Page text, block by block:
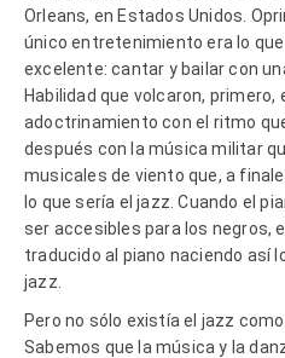
Orleans, en Estados Unidos.
único entretenimiento era lo
excelente: cantar y bailar con
Habilidad que volcaron, primero,
adoctrinamiento con el ritmo
después con la música militar
musicales de viento que, a
lo que sería el jazz. Cuando el
ser accesibles para los negros,
traducido al piano naciendo así
jazz.
Pero no sólo existía el jazz
Sabemos que la música y la